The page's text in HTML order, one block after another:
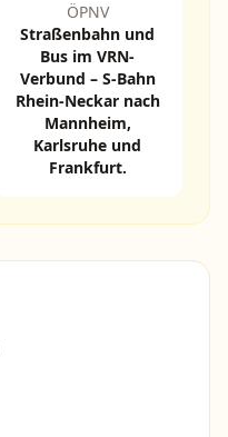
ÖPNV
Straßenbahn und
Bus im VRN-
Verbund – S-Bahn
Rhein-Neckar nach
Mannheim,
Karlsruhe und
Frankfurt.